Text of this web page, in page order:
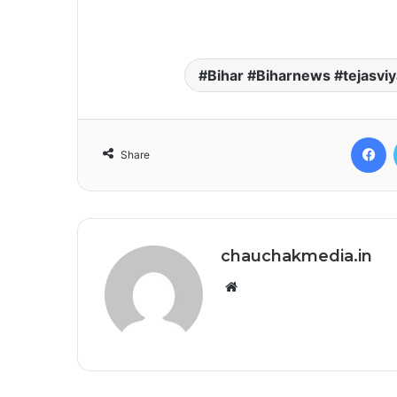
Bihar #Biharnews
Share
chauchakmedia.in
Website